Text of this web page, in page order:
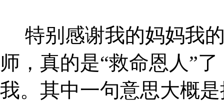
特别感谢我的妈妈我
师，真的是“救命恩人”
我。其中一句意思大概